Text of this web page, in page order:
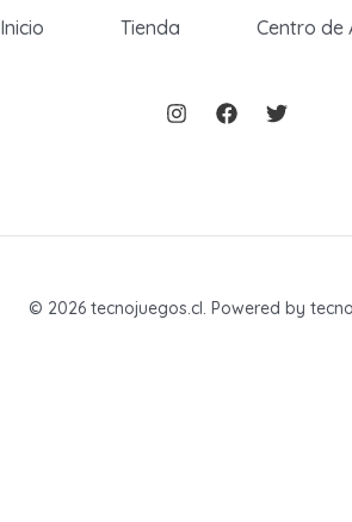
Inicio Tienda Centro de
© 2026 tecnojuegos.cl. Powered by